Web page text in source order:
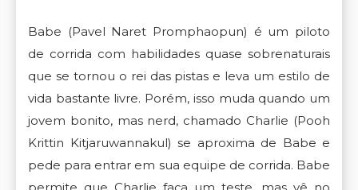
Babe (Pavel Naret Promphaopun) é um piloto
de corrida com habilidades quase sobrenaturais
que se tornou o rei das pistas e leva um estilo de
vida bastante livre. Porém, isso muda quando um
jovem bonito, mas nerd, chamado Charlie (Pooh
Krittin Kitjaruwannakul) se aproxima de Babe e
pede para entrar em sua equipe de corrida. Babe